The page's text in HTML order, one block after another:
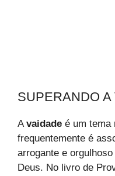
SUPERANDO A
Avaidade é um tema
frequentemente é
arrogante e
Deus. No livro de